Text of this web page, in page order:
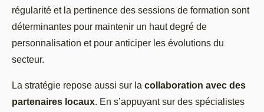
régularité et la pertinence des sessions de formation sont
déterminantes pour maintenir un haut degré de
personnalisation et pour anticiper les évolutions du
secteur.
La stratégie repose aussi sur la collaboration avec des
partenaires locaux. En s’appuyant sur des spécialistes